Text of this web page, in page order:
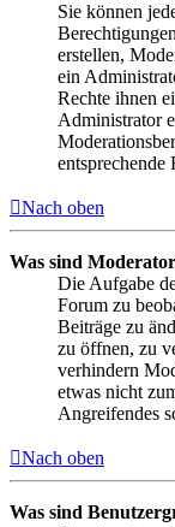
Sie können
erstellen,
ein
Rechte ihnen
Administrator
entsprechende
Nach oben
Was sind
Die Aufgabe
Forum zu
Beiträge zu
zu öffnen, zu
verhindern
etwas nicht
Angreifendes
Nach oben
Was sind